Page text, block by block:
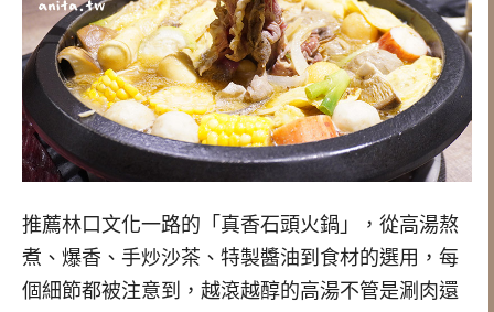
推薦林口文化一路的「真香石頭火鍋」，從高湯熬
煮、爆香、手炒沙茶、特製醬油到食材的選用，每
個細節都被注意到，越滾越醇的高湯不管是涮肉還